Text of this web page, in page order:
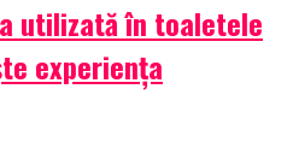
utilizată în toaletele
experiența